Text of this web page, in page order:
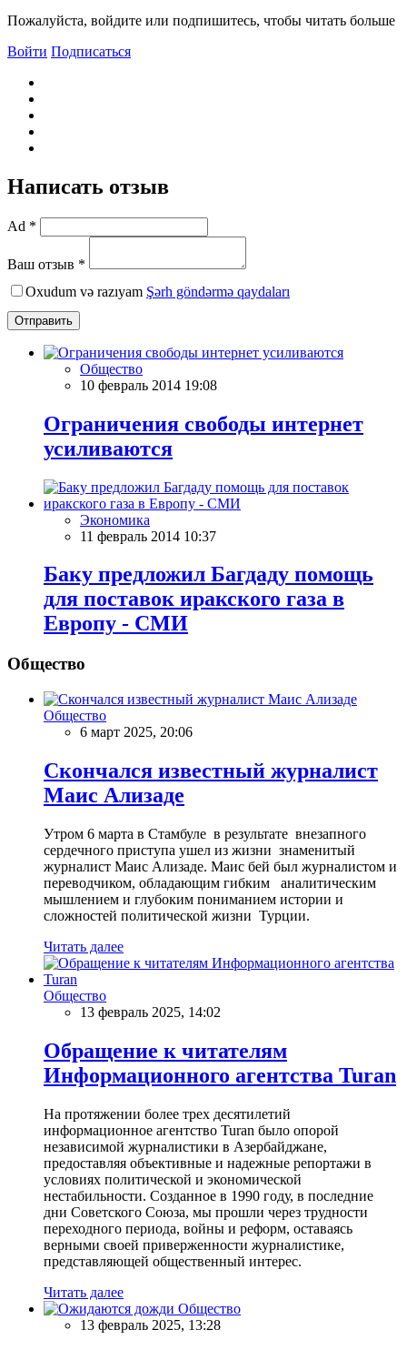
Пожалуйста, войдите или подпишитесь, чтобы читать больше
Войти Подписаться
Написать отзыв
Ad *
Ваш отзыв *
Oxudum və razıyam Şərh göndərmə qaydaları
Отправить
Общество
10 февраль 2014 19:08
Ограничения свободы интернет
усиливаются
Экономика
11 февраль 2014 10:37
Баку предложил Багдаду помощь
для поставок иракского газа в
Европу - СМИ
Общество
Общество
6 март 2025, 20:06
Скончался известный журналист
Маис Ализаде
Утром 6 марта в Стамбуле в результате внезапного
сердечного приступа ушел из жизни знаменитый
журналист Маис Ализаде. Маис бей был журналистом и
переводчиком, обладающим гибким аналитическим
мышлением и глубоким пониманием истории и
сложностей политической жизни Турции.
Читать далее
Общество
13 февраль 2025, 14:02
Обращение к читателям
Информационного агентства Turan
На протяжении более трех десятилетий
информационное агентство Turan было опорой
независимой журналистики в Азербайджане,
предоставляя объективные и надежные репортажи в
условиях политической и экономической
нестабильности. Созданное в 1990 году, в последние
дни Советского Союза, мы прошли через трудности
переходного периода, войны и реформ, оставаясь
верными своей приверженности журналистике,
представляющей общественный интерес.
Читать далее
Общество
13 февраль 2025, 13:28